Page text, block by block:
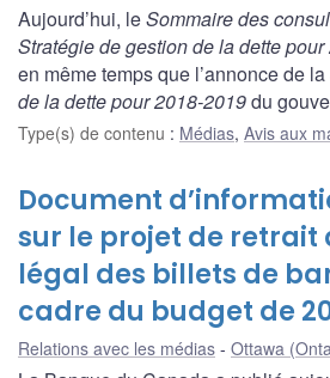
Aujourd’hui, leSommaire des
Stratégie de gestion de la dette
en même temps que l’annonce de la
de la dette pour 2018-2019du
Type(s) de contenu : Médias, Avis aux
Document
sur le projet de retrait
légal des billets de
cadre du budget de
Relations avec les médias Ottawa